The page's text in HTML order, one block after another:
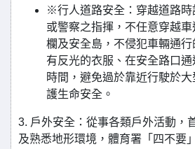
※行人道路安全：穿越道路時
或警察之指揮，不任意穿越
欄及安全島，不侵犯車輛通
有反光的衣服、在安全路口
時間，避免過於靠近行駛於
護生命安全。
3. 戶外安全：從事各類戶外活動，
及熟悉地形環境，體育署「四不要